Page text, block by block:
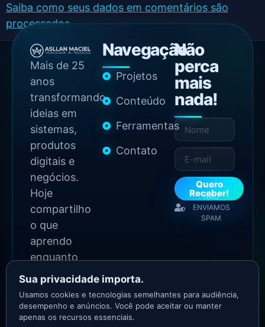
Saiba como seus dados em comentários são
processados.
Mais de 25
anos
transformando
ideias em
sistemas,
produtos
digitais e
negócios.
Hoje
compartilho
o que
aprendo
enquanto
continuo
construindo.
Navegação
Projetos
Conteúdo
Ferramentas
Contato
Não
perca
mais
nada!
Quero
Receber!
NÃO
ENVIAMOS
SPAM
Sua privacidade importa.
Usamos cookies e tecnologias semelhantes para audiência,
desempenho e anúncios. Você pode aceitar ou manter
apenas os recursos essenciais.